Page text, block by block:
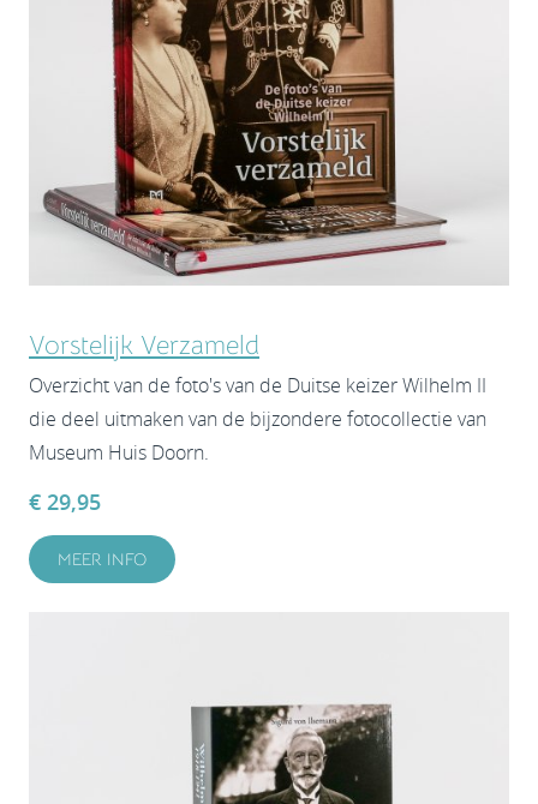
Vorstelijk Verzameld
Overzicht van de foto's van de Duitse keizer Wilhelm II
die deel uitmaken van de bijzondere fotocollectie van
Museum Huis Doorn.
€ 29,95
MEER INFO